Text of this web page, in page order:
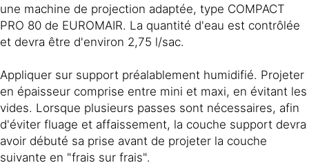
une machine de projection adaptée, type COMPACT
PRO 80 de EUROMAIR. La quantité d'eau est contrôlée
et devra être d'environ 2,75 l/sac.
Appliquer sur support préalablement humidifié. Projeter
en épaisseur comprise entre mini et maxi, en évitant les
vides. Lorsque plusieurs passes sont nécessaires, afin
d'éviter fluage et affaissement, la couche support devra
avoir débuté sa prise avant de projeter la couche
suivante en "frais sur frais".